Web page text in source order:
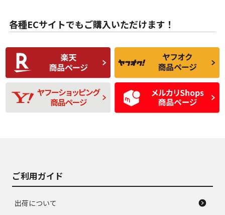
な中古品
んどない中古品
C
比較的きれいな中古
品
C
られるが、使用に問
題のない中古品
D
使用感や目立つ傷が
あり、一般的な中古
品
D
残り溝も少なく、偏
磨耗がみられ、短期
間使用できるくらい
の中古品
各種ECサイトでもご購入いただけます！
ご利用ガイド
出荷について